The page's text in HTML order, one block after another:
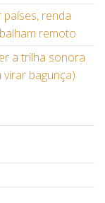
renda
remoto
a trilha sonora
bagunça)